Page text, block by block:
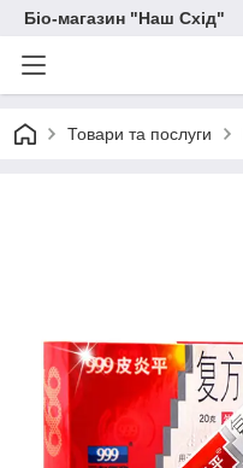
Біо-магазин "Наш Схід"
Товари та послуги